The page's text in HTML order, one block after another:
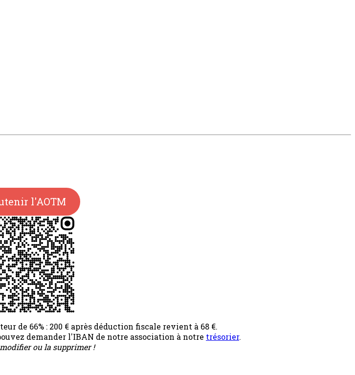
l'AOTM
de 66% : 200 € après déduction fiscale revient à 68 €.
demander l'IBAN de notre association à notre trésorier.
ou la supprimer !